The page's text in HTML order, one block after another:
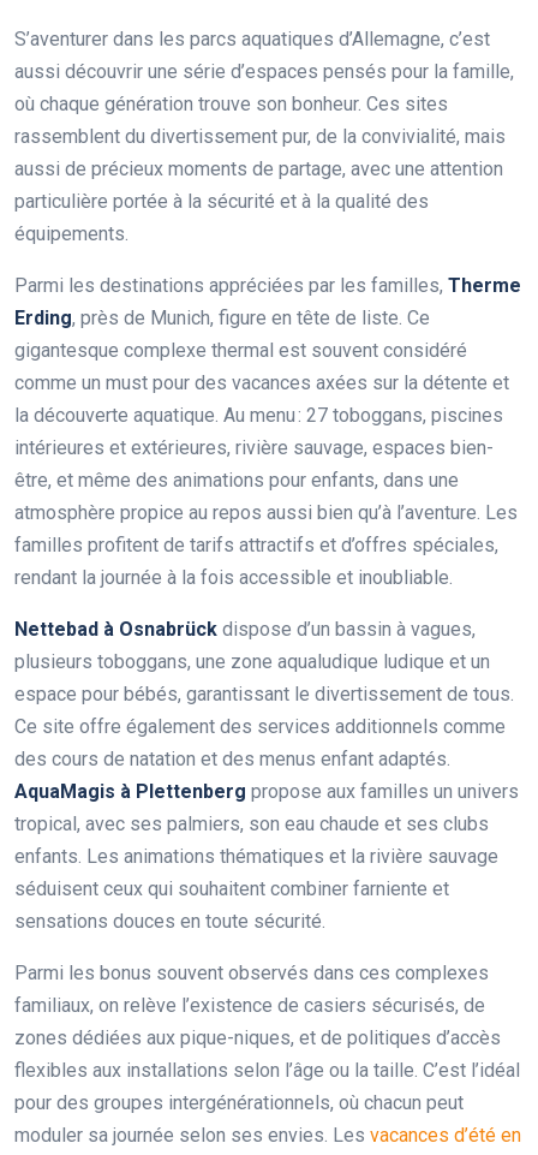
S’aventurer dans les parcs aquatiques d’Allemagne, c’est
aussi découvrir une série d’espaces pensés pour la famille,
où chaque génération trouve son bonheur. Ces sites
rassemblent du divertissement pur, de la convivialité, mais
aussi de précieux moments de partage, avec une attention
particulière portée à la sécurité et à la qualité des
équipements.
Parmi les destinations appréciées par les familles, Therme
Erding, près de Munich, figure en tête de liste. Ce
gigantesque complexe thermal est souvent considéré
comme un must pour des vacances axées sur la détente et
la découverte aquatique. Au menu : 27 toboggans, piscines
intérieures et extérieures, rivière sauvage, espaces bien-
être, et même des animations pour enfants, dans une
atmosphère propice au repos aussi bien qu’à l’aventure. Les
familles profitent de tarifs attractifs et d’offres spéciales,
rendant la journée à la fois accessible et inoubliable.
Nettebad à Osnabrück dispose d’un bassin à vagues,
plusieurs toboggans, une zone aqualudique ludique et un
espace pour bébés, garantissant le divertissement de tous.
Ce site offre également des services additionnels comme
des cours de natation et des menus enfant adaptés.
AquaMagis à Plettenberg propose aux familles un univers
tropical, avec ses palmiers, son eau chaude et ses clubs
enfants. Les animations thématiques et la rivière sauvage
séduisent ceux qui souhaitent combiner farniente et
sensations douces en toute sécurité.
Parmi les bonus souvent observés dans ces complexes
familiaux, on relève l’existence de casiers sécurisés, de
zones dédiées aux pique-niques, et de politiques d’accès
flexibles aux installations selon l’âge ou la taille. C’est l’idéal
pour des groupes intergénérationnels, où chacun peut
moduler sa journée selon ses envies. Les vacances d’été en